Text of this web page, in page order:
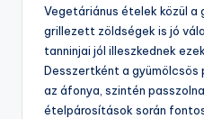
Vegetáriánus ételek közül a
grillezett zöldségek is jó
tanninjai jól illeszkednek
Desszertként a gyümölcsös
az áfonya, szintén
ételpárosítások során